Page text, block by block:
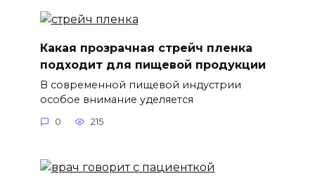
Какая прозрачная стрейч пленка
подходит для пищевой продукции
В современной пищевой индустрии
особое внимание уделяется
0 215